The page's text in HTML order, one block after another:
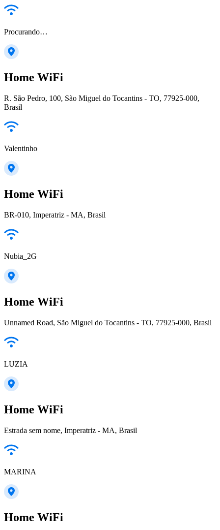
Procurando…
Home WiFi
R. São Pedro, 100, São Miguel do Tocantins - TO, 77925-000,
Brasil
Valentinho
Home WiFi
BR-010, Imperatriz - MA, Brasil
Nubia_2G
Home WiFi
Unnamed Road, São Miguel do Tocantins - TO, 77925-000, Brasil
LUZIA
Home WiFi
Estrada sem nome, Imperatriz - MA, Brasil
MARINA
Home WiFi